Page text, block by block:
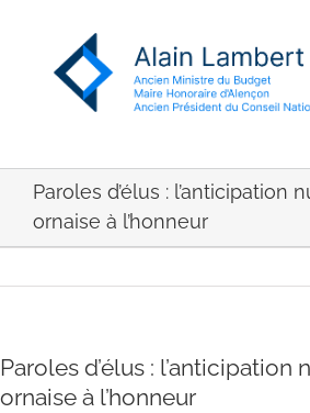
Paroles d’élus : l’anticipation
ornaise à l’honneur
Paroles d’élus : l’anticipation
ornaise à l’honneur